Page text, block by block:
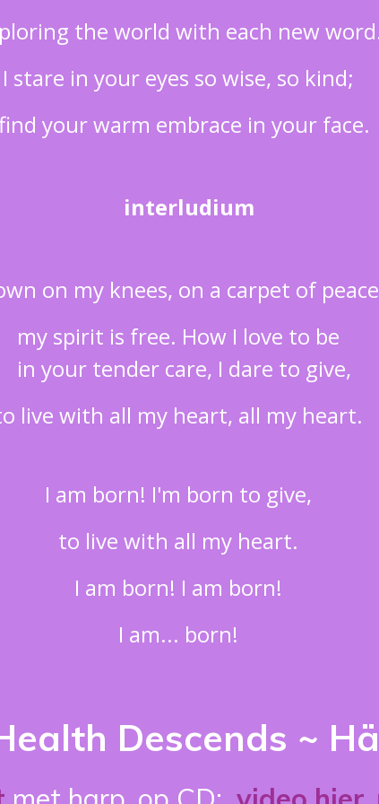
the world with each new
I stare in your eyes so wise, so kind;
your warm embrace in your face.
interludium
on my knees, on a carpet of peace
my spirit is free. How I love to be
in your tender care, I dare to give,
live with all my heart, all my heart.
I am born! I'm born to give,
to live with all my heart.
I am born! I am born!
I am... born!
Descends ~